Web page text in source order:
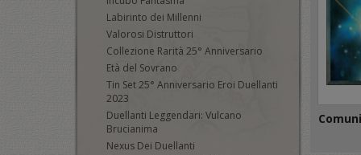
Labirinto dei Millenni
Valorosi Distruttori
Collezione Rarità 25° Anniversario
Età del Sovrano
Tin Set 25° Anniversario Eroi Duellanti
2023
Duellanti Leggendari: Vulcano
Brucianima
Nexus Dei Duellanti
Comuni